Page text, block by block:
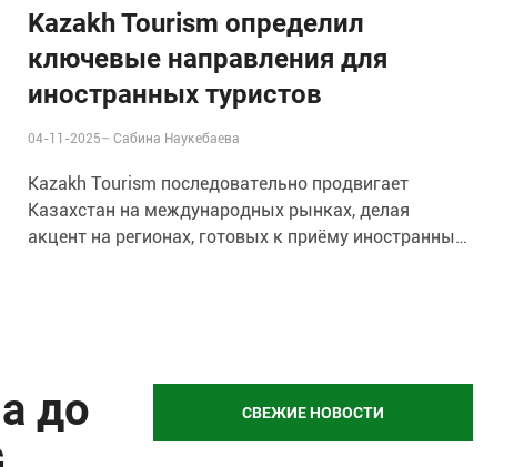
Kazakh Tourism определил
ключевые направления для
иностранных туристов
04-11-2025–Сабина Наукебаева
Kazakh Tourism последовательно продвигает
Казахстан на международных рынках, делая
акцент на регионах, готовых к приёму иностранных
до
СВЕЖИЕ НОВОСТИ